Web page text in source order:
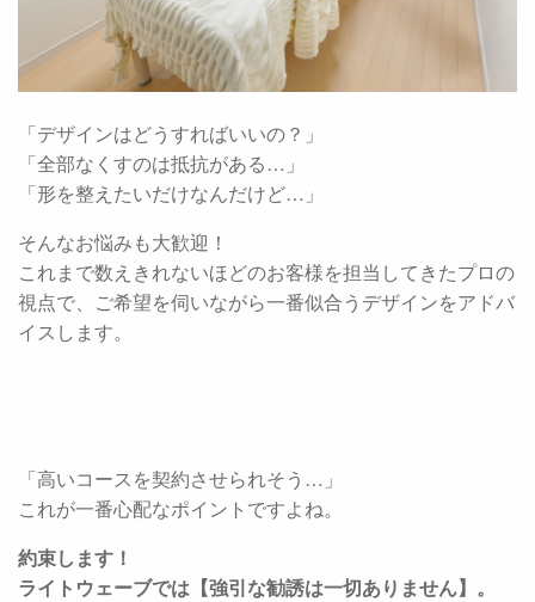
「デザインはどうすればいいの？」
「全部なくすのは抵抗がある…」
「形を整えたいだけなんだけど…」
そんなお悩みも大歓迎！
これまで数えきれないほどのお客様を担当してきたプロの
視点で、ご希望を伺いながら一番似合うデザインをアドバ
イスします。
「高いコースを契約させられそう…」
これが一番心配なポイントですよね。
約束します！
ライトウェーブでは【強引な勧誘は一切ありません】。